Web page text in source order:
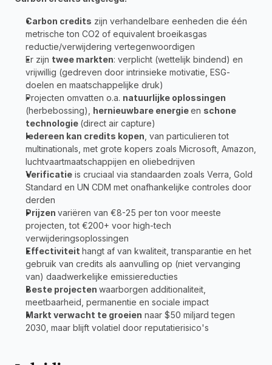
Carbon credits zijn verhandelbare eenheden die één
metrische ton CO2 of equivalent broeikasgas
reductie/verwijdering vertegenwoordigen
Er zijn twee markten: verplicht (wettelijk bindend) en
vrijwillig (gedreven door intrinsieke motivatie, ESG-
doelen en maatschappelijke druk)
Projecten omvatten o.a. natuurlijke oplossingen
(herbebossing), hernieuwbare energie en schone
technologie (direct air capture)
Iedereen kan credits kopen , van particulieren tot
multinationals, met grote kopers zoals Microsoft, Amazon,
luchtvaartmaatschappijen en oliebedrijven
Verificatie is cruciaal via standaarden zoals Verra, Gold
Standard en UN CDM met onafhankelijke controles door
derden
Prijzen variëren van €8-25 per ton voor meeste
projecten, tot €200+ voor high-tech
verwijderingsoplossingen
Effectiviteit hangt af van kwaliteit, transparantie en het
gebruik van credits als aanvulling op (niet vervanging
van) daadwerkelijke emissiereducties
Beste projecten waarborgen additionaliteit,
meetbaarheid, permanentie en sociale impact
Markt verwacht te groeien naar $50 miljard tegen
2030, maar blijft volatiel door reputatierisico's